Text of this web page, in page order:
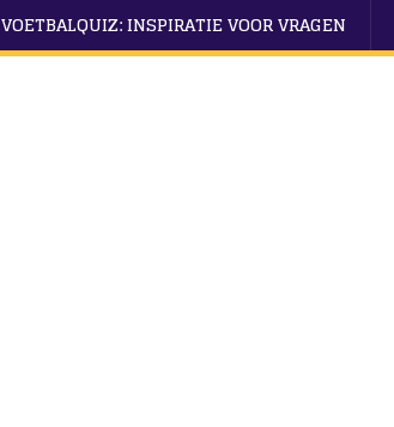
VOETBALQUIZ: INSPIRATIE VOOR VRAGEN